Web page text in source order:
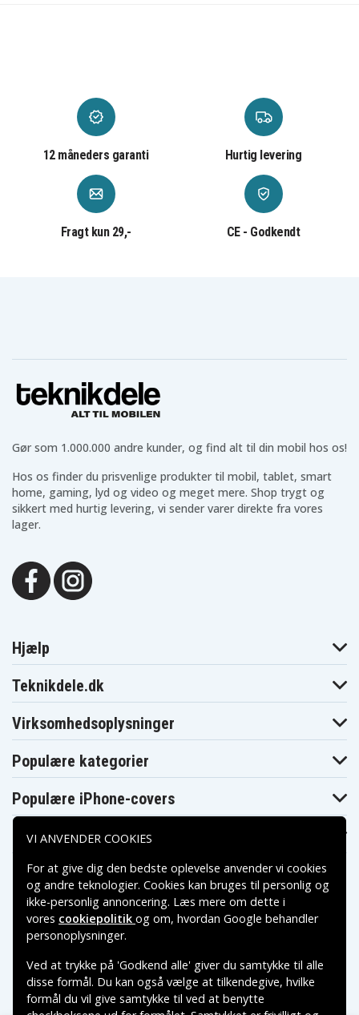
12 måneders garanti Hurtig levering
Fragt kun 29,- CE - Godkendt
Gør som 1.000.000 andre kunder, og find alt til din mobil hos os!
Hos os finder du prisvenlige produkter til mobil, tablet, smart
home, gaming, lyd og video og meget mere. Shop trygt og
sikkert med hurtig levering, vi sender varer direkte fra vores
lager.
Hjælp
Teknikdele.dk
Virksomhedsoplysninger
Populære kategorier
Populære iPhone-covers
Populære Samsung-covers
Betalingsmuligheder
Leveringsmuligheder
VI ANVENDER COOKIES
For at give dig den bedste oplevelse anvender vi cookies
og andre teknologier. Cookies kan bruges til personlig og
ikke-personlig annoncering. Læs mere om dette i
vores cookiepolitik og om, hvordan Google behandler
personoplysninger.
Ved at trykke på 'Godkend alle' giver du samtykke til alle
disse formål. Du kan også vælge at tilkendegive, hvilke
formål du vil give samtykke til ved at benytte